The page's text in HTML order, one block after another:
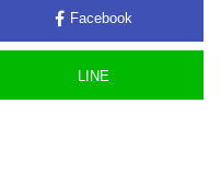
Facebook
LINE